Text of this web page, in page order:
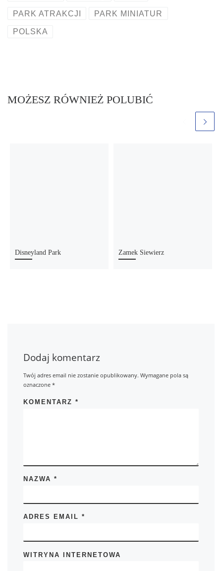
PARK ATRAKCJI PARK MINIATUR
POLSKA
MOŻESZ RÓWNIEŻ POLUBIĆ
Disneyland Park Zamek Siewierz
Dodaj komentarz
Twój adres email nie zostanie opublikowany. Wymagane pola są
oznaczone*
KOMENTARZ*
NAZWA*
ADRES EMAIL*
WITRYNA INTERNETOWA